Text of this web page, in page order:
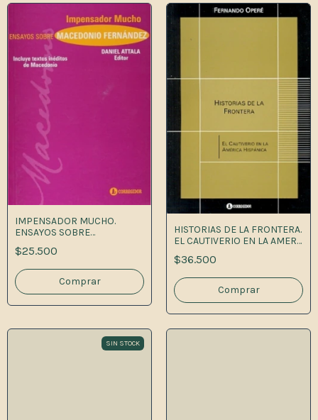
IMPENSADOR MUCHO.
ENSAYOS SOBRE
MACEDONIO FERNANDEZ
1A.ED
$25.500
HISTORIAS DE LA FRONTERA.
EL CAUTIVERIO EN LA AMER
1A.ED
$36.500
SIN STOCK